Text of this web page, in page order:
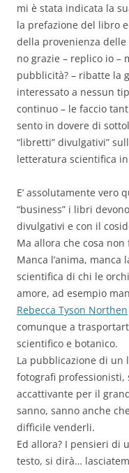
mi è stata indicata la
la prefazione del libro
della provenienza
no grazie – replico io –
pubblicità? – ribatte la
interessato a nessun
continuo – le faccio
sento in dovere di
“libretti” divulgativi”
letteratura scientifica
E’ assolutamente vero
“business” i libri
divulgativi e con il
Ma allora che cosa
Manca l’anima, manca
scientifica di chi le
amore, ad esempio
Rebecca Tyson Northen
comunque a
scientifico e botanico.
La pubblicazione di un
fotografi professionisti,
accattivante per il
sanno, sanno anche
difficile venderli.
Ed allora? I pensieri di
testo, si dirà…